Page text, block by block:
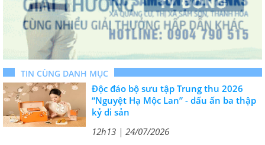
TIN CÙNG DANH MỤC
Độc đáo bộ sưu tập Trung thu 2026
“Nguyệt Hạ Mộc Lan” - dấu ấn ba thập
kỷ di sản
12h13 | 24/07/2026